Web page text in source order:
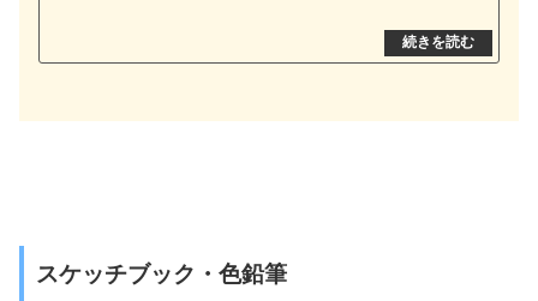
スケッチブック・色鉛筆